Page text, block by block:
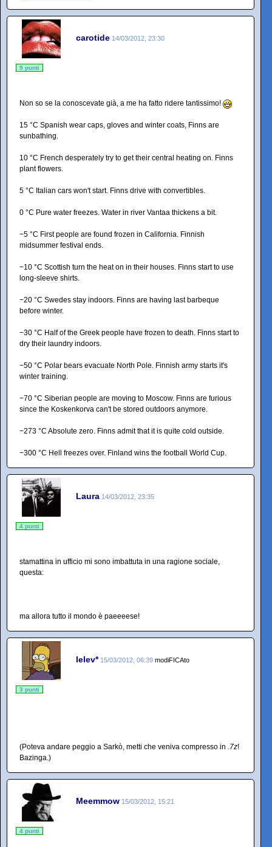
carotide 14/03/2012, 23:30
9 punti
Non so se la conoscevate già, a me ha fatto ridere tantissimo!
15 °C Spanish wear caps, gloves and winter coats, Finns are
sunbathing.
10 °C French desperately try to get their central heating on. Finns
plant flowers.
5 °C Italian cars won't start. Finns drive with convertibles.
0 °C Pure water freezes. Water in river Vantaa thickens a bit.
−5 °C First people are found frozen in California. Finnish
midsummer festival ends.
−10 °C Scottish turn the heat on in their houses. Finns start to use
long-sleeve shirts.
−20 °C Swedes stay indoors. Finns are having last barbeque
before winter.
−30 °C Half of the Greek people have frozen to death. Finns start to
dry their laundry indoors.
−50 °C Polar bears evacuate North Pole. Finnish army starts it's
winter training.
−70 °C Siberian people are moving to Moscow. Finns are furious
since the Koskenkorva can't be stored outdoors anymore.
−273 °C Absolute zero. Finns admit that it is quite cold outside.
−300 °C Hell freezes over. Finland wins the football World Cup.
Laura 14/03/2012, 23:35
4 punti
stamattina in ufficio mi sono imbattuta in una ragione sociale,
questa:
ma allora tutto il mondo è paeeeese!
lelev* 15/03/2012, 06:39 modiFICAto
3 punti
(Poteva andare peggio a Sarkò, metti che veniva compresso in .7z!
Bazinga.)
Meemmow 15/03/2012, 15:21
4 punti